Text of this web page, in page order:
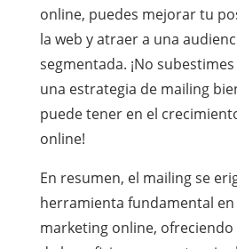
online, puedes mejorar tu
la web y atraer a una
segmentada. ¡No
una estrategia de mailing
puede tener en el
online!
En resumen, el mailing se
herramienta fundamental
marketing online,